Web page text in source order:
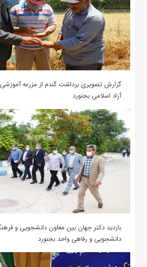
گزارش تصویری برداشت گندم از مزرعه
آزاد اسلامی بجنورد
بازدید دکتر جهان بین معاون دانشجویی و
دانشجویی و رفاهی واحد بجنورد